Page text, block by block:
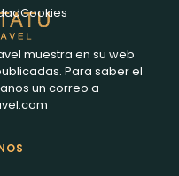
muestra en su web
Para saber el
un correo a
Cookies